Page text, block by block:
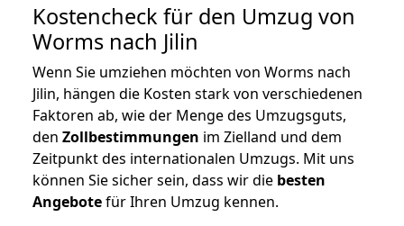
Kostencheck für den Umzug von
Worms nach Jilin
Wenn Sie umziehen möchten von Worms nach
Jilin, hängen die Kosten stark von verschiedenen
Faktoren ab, wie der Menge des Umzugsguts,
den Zollbestimmungen im Zielland und dem
Zeitpunkt des internationalen Umzugs. Mit uns
können Sie sicher sein, dass wir die besten
Angebotefür Ihren Umzug kennen.